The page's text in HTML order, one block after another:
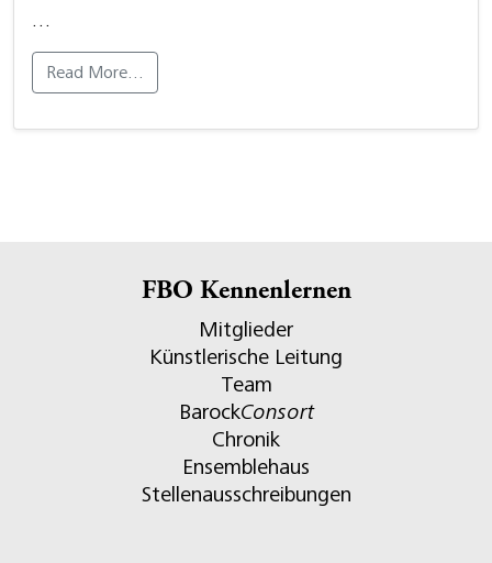
…
Read More…
FBO Kennenlernen
Mitglieder
Künstlerische Leitung
Team
BarockConsort
Chronik
Ensemblehaus
Stellenausschreibungen